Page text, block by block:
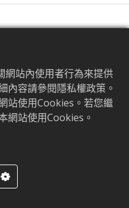
1.5V ~ 5V with Optical
網站內使用者行為來提供
內容請參閱隱私權政策。
站使用Cookies。若您繼
網站使用Cookies。